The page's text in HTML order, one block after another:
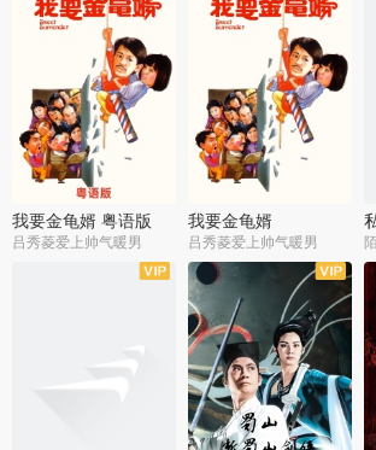
我要金龟婿 粤语版
吕秀菱爱上帅气暖男
我要金龟婿
吕秀菱爱上帅气暖男